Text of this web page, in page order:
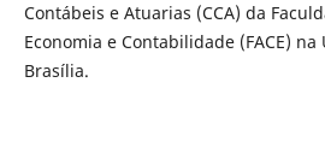
Contábeis e Atuarias (CCA) da
Economia e Contabilidade (FACE)
Brasília.